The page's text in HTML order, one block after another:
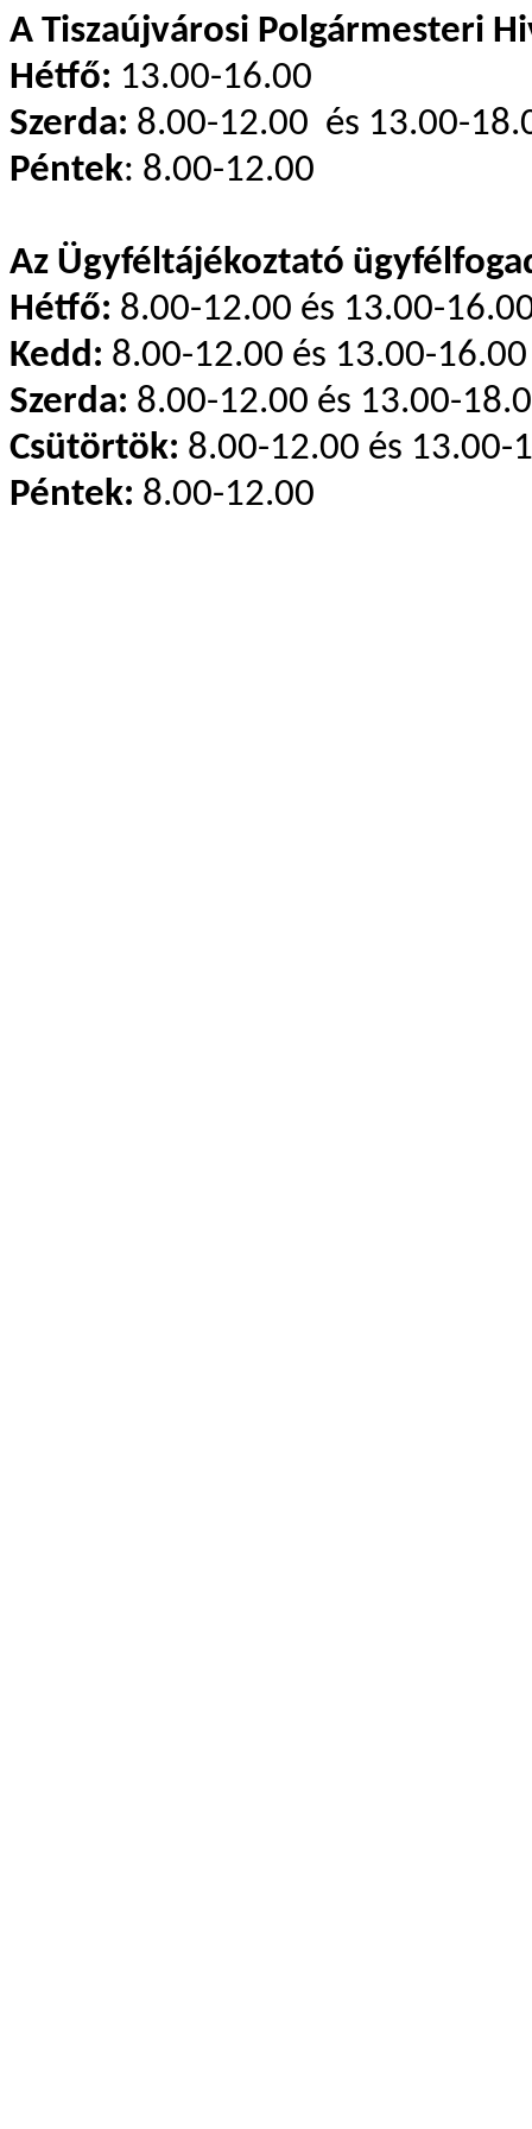
A Tiszaújvárosi Polgármesteri
Hétfő: 13.00-16.00
Szerda: 8.00-12.00 és 13.00-
Péntek: 8.00-12.00
Az Ügyféltájékoztató
Hétfő: 8.00-12.00 és 13.00-
Kedd: 8.00-12.00 és 13.00-16.00
Szerda: 8.00-12.00 és 13.00-
Csütörtök: 8.00-12.00 és 13.00-
Péntek: 8.00-12.00